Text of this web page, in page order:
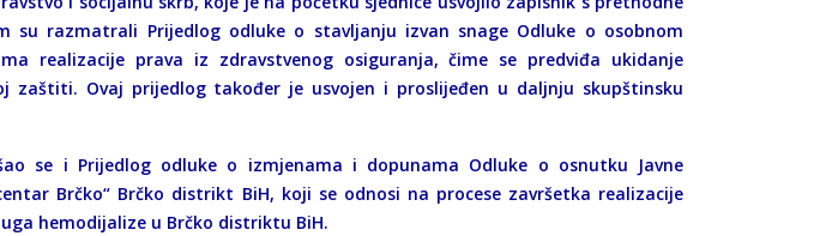
su razmatrali Prijedlog odluke o stavljanju izvan snage Odluke o osobnom
realizacije prava iz zdravstvenog osiguranja, čime se predviđa ukidanje
zaštiti. Ovaj prijedlog također je usvojen i proslijeđen u daljnju skupštinsku
se i Prijedlog odluke o izmjenama i dopunama Odluke o osnutku Javne
Brčko“ Brčko distrikt BiH, koji se odnosi na procese završetka realizacije
hemodijalize u Brčko distriktu BiH.